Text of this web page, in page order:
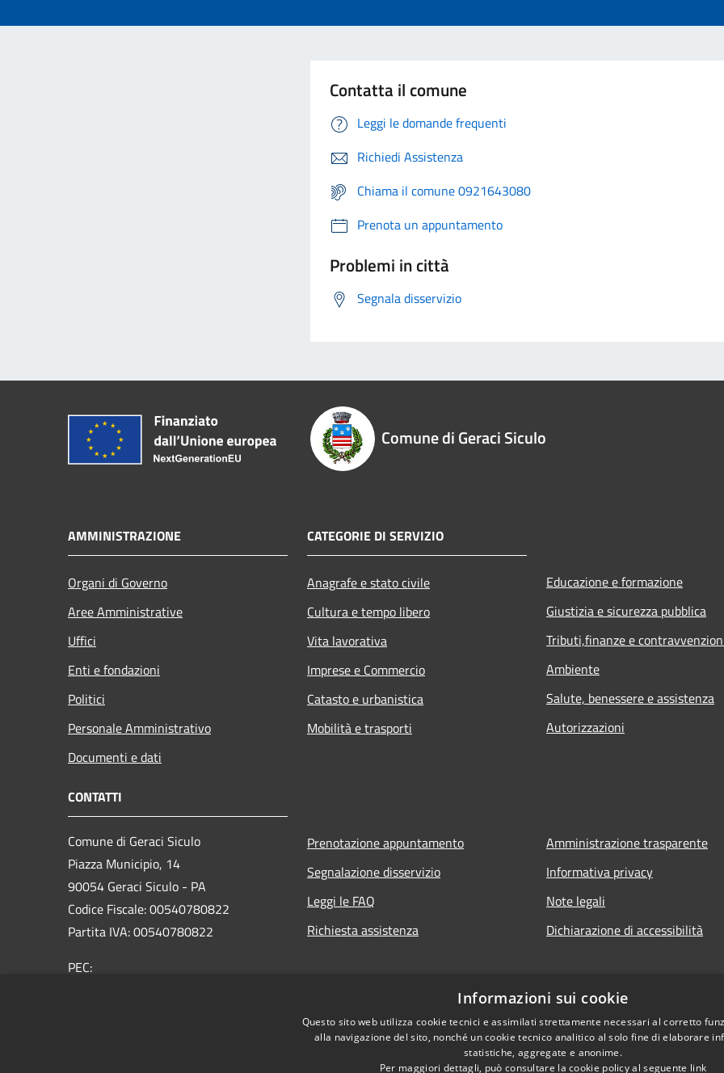
Contatta il comune
Leggi le domande frequenti
Richiedi Assistenza
Chiama il comune 0921643080
Prenota un appuntamento
Problemi in città
Segnala disservizio
Comune di Geraci Siculo
AMMINISTRAZIONE
Organi di Governo
Aree Amministrative
Uffici
Enti e fondazioni
Politici
Personale Amministrativo
Documenti e dati
CATEGORIE DI SERVIZIO
Anagrafe e stato civile
Cultura e tempo libero
Vita lavorativa
Imprese e Commercio
Catasto e urbanistica
Mobilità e trasporti
Educazione e formazione
Giustizia e sicurezza pubblica
Tributi,finanze e
Ambiente
Salute, benessere e assistenza
Autorizzazioni
CONTATTI
Comune di Geraci Siculo
Piazza Municipio, 14
90054 Geraci Siculo - PA
Codice Fiscale: 00540780822
Partita IVA: 00540780822
PEC:
Prenotazione appuntamento
Segnalazione disservizio
Leggi le FAQ
Richiesta assistenza
Amministrazione trasparente
Informativa privacy
Note legali
Dichiarazione di accessibilità
Informazioni sui cookie
Questo sito web utilizza cookie tecnici e assimilati strettamente necessari al corretto
alla navigazione del sito, nonché un cookie tecnico analitico al solo fine di elaborare
statistiche, aggregate e anonime.
Per maggiori dettagli, può consultare la cookie policy al seguente link